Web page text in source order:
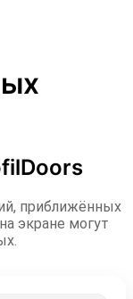
приближённых
экране могут